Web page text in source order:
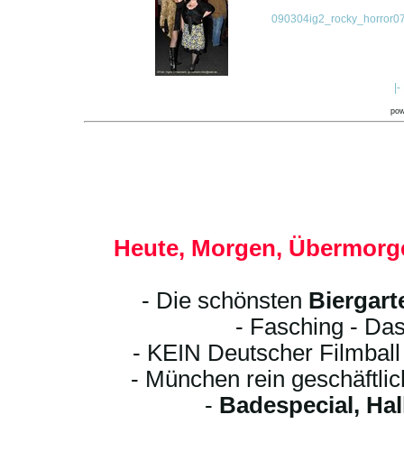
Heute, Morgen,
- Die schönsten
- Fasching -
- KEIN Deutscher
- München rein
- Badespecial,